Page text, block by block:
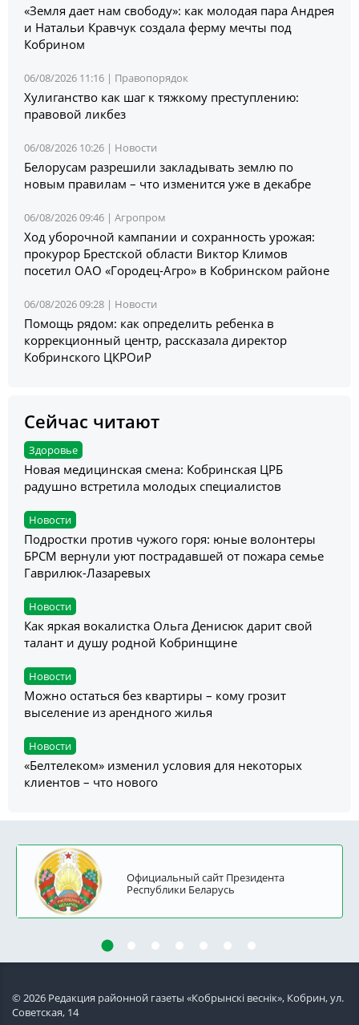
«Земля дает нам свободу»: как молодая пара Андрея
и Натальи Кравчук создала ферму мечты под
Кобрином
06/08/2026 11:16 | Правопорядок
Хулиганство как шаг к тяжкому преступлению:
правовой ликбез
06/08/2026 10:26 | Новости
Белорусам разрешили закладывать землю по
новым правилам – что изменится уже в декабре
06/08/2026 09:46 | Агропром
Ход уборочной кампании и сохранность урожая:
прокурор Брестской области Виктор Климов
посетил ОАО «Городец-Агро» в Кобринском районе
06/08/2026 09:28 | Новости
Помощь рядом: как определить ребенка в
коррекционный центр, рассказала директор
Кобринского ЦКРОиР
Сейчас читают
Здоровье
Новая медицинская смена: Кобринская ЦРБ
радушно встретила молодых специалистов
Новости
Подростки против чужого горя: юные волонтеры
БРСМ вернули уют пострадавшей от пожара семье
Гаврилюк-Лазаревых
Новости
Как яркая вокалистка Ольга Денисюк дарит свой
талант и душу родной Кобринщине
Новости
Можно остаться без квартиры – кому грозит
выселение из арендного жилья
Новости
«Белтелеком» изменил условия для некоторых
клиентов – что нового
Официальный сайт Президента
Республики Беларусь
© 2026 Редакция районной газеты «Кобрынскi веснiк», Кобрин, ул.
Советская, 14